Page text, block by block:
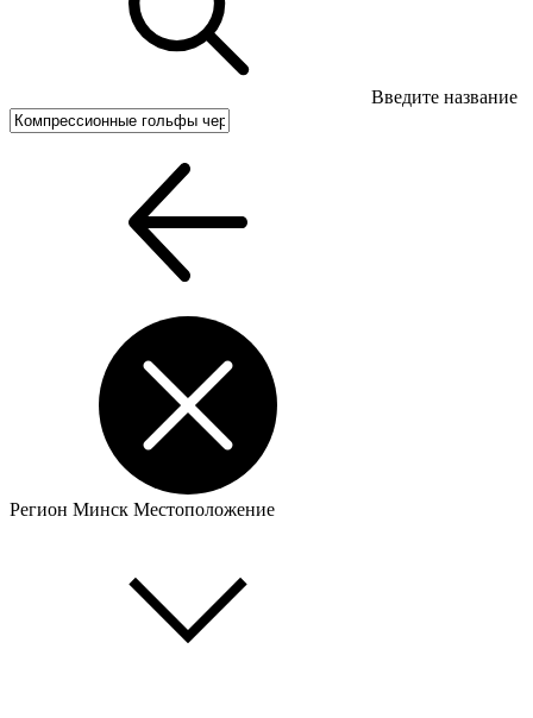
Введите название
Регион Минск Местоположение